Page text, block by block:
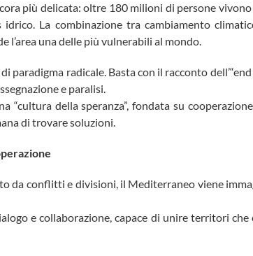
più delicata: oltre 180 milioni di persone
La combinazione tra cambiamento
l’area una delle più vulnerabili al mondo.
paradigma radicale. Basta con il racconto
e paralisi.
“cultura della speranza”, fondata su
di trovare soluzioni.
da conflitti e divisioni, il Mediterraneo viene
e collaborazione, capace di unire territori